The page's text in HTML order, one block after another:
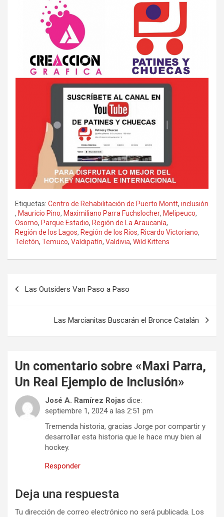
Etiquetas: Centro de Rehabilitación de Puerto Montt, inclusión
, Mauricio Pino, Maximiliano Parra Fuchslocher, Melipeuco,
Osorno, Parque Estadio, Región de La Araucanía,
Región de los Lagos, Región de los Ríos, Ricardo Victoriano,
Teletón, Temuco, Valdipatín, Valdivia, Wild Kittens
entradas
Las Outsiders Van Paso a Paso
Las Marcianitas Buscarán el Bronce Catalán
Un comentario sobre « Maxi Parra,
Un Real Ejemplo de Inclusión»
José A. Ramírez Rojas dice:
septiembre 1, 2024 a las 2:51 pm
Tremenda historia, gracias Jorge por compartir y
desarrollar esta historia que le hace muy bien al
hockey.
Responder
Deja una respuesta
Tu dirección de correo electrónico no será publicada. Los